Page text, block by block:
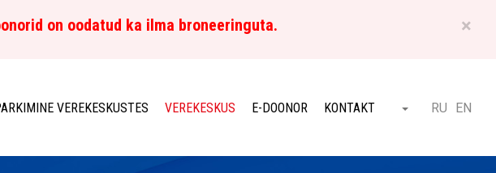
×
on oodatud ka ilma broneeringuta.
VEREKESKUSTES VEREKESKUS E-DOONOR KONTAKT Otsi ET
RU EN